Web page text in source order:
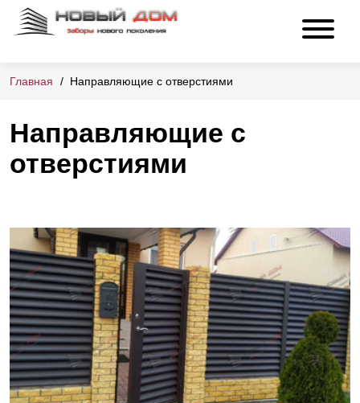
Главная Направляющие с отверстиями
Направляющие с
отверстиями